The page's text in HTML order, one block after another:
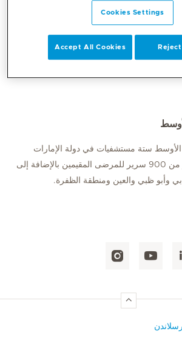
الأوسط ستة مستشفيات في دولة الإمارات
العربية المتحدة مع أكثر من 900 سرير للمرضى المقيمين بالإضافة إلى
Cookies Settings
Reject
Accept All Cookies